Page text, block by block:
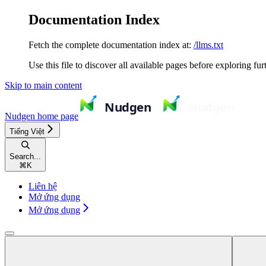
Documentation Index
Fetch the complete documentation index at: /llms.txt
Use this file to discover all available pages before exploring
Skip to main content
Nudgen home page
Tiếng Việt
Search...
⌘ K
Liên hệ
Mở ứng dụng
Mở ứng dụng